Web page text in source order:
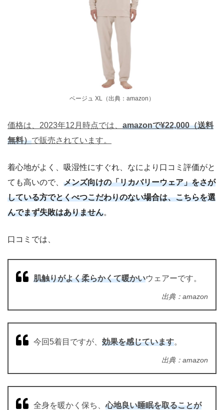
ベージュ XL（出典：amazon）
価格は、2023年12月時点では、 amazonで¥22,000（送料
無料）で販売されています。
着心地がよく、吸湿性にすぐれ、なにより口コミ評価がと
ても高いので、 メンズ向けの「リカバリーウェア」をさが
している方でとくべつこだわりのない場合は、こちらを選
んでまず失敗はありません。
口コミでは、
肌触りがよく柔らかくて暖かいウェアーです。
出典：amazon
今回5着目ですが、 効果を感じています。
出典：amazon
全身を暖かく保ち、心地良い睡眠を取ることが